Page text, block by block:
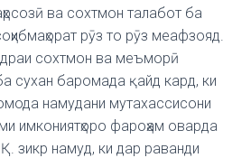
ва сохтмон талабот ба
рӯз то рӯз меафзояд.
сохтмон ва меъморӣ
сухан баромада қайд кард, ки
намудани мутахассисони
имкониятҳоро фароҳам оварда
зикр намуд, ки дар раванди